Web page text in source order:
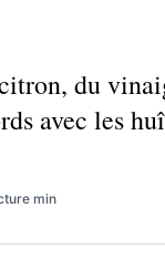
du
avec les
min